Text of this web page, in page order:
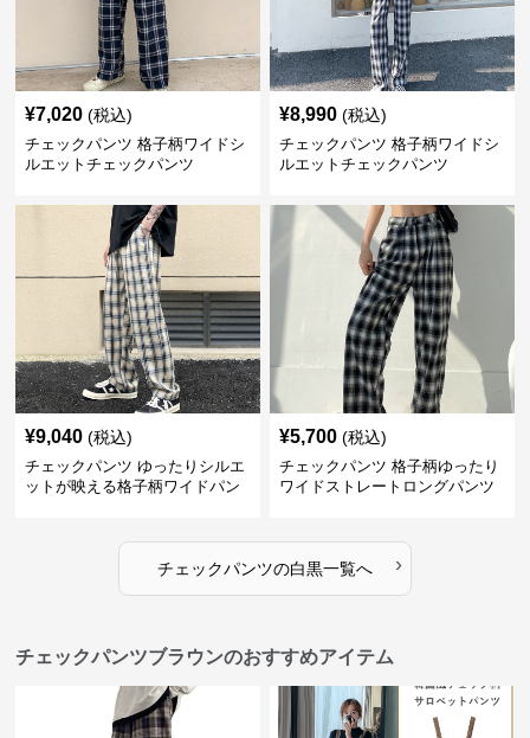
¥7,020 (税込)
チェックパンツ 格子柄ワイドシ
ルエットチェックパンツ
¥8,990 (税込)
チェックパンツ 格子柄ワイドシ
ルエットチェックパンツ
¥9,040 (税込)
チェックパンツ ゆったりシルエ
ットが映える格子柄ワイドパン
¥5,700 (税込)
チェックパンツ 格子柄ゆったり
ワイドストレートロングパンツ
チェックパンツの白黒一覧へ ›
チェックパンツブラウンのおすすめアイテム